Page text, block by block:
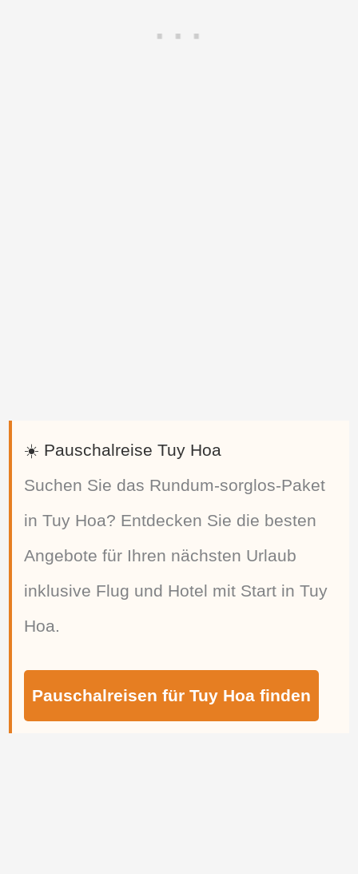
☀️ Pauschalreise Tuy Hoa
Suchen Sie das Rundum-sorglos-Paket
in Tuy Hoa? Entdecken Sie die besten
Angebote für Ihren nächsten Urlaub
inklusive Flug und Hotel mit Start in Tuy
Hoa.
Pauschalreisen für Tuy Hoa finden